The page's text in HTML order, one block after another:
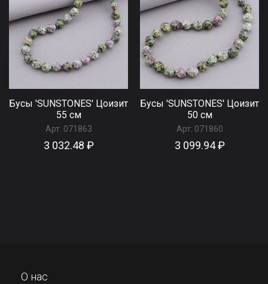
Бусы 'SUNSTONES' Цоизит
55 см
Арт: 071863
3 032.48 ₽
Бусы 'SUNSTONES' Цоизит
50 см
Арт: 071860
3 099.94 ₽
О нас